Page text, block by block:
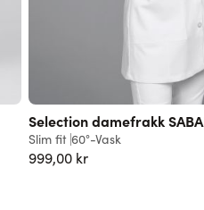
Selection damefrakk
Slim fit 60°-Vask
999,00 kr